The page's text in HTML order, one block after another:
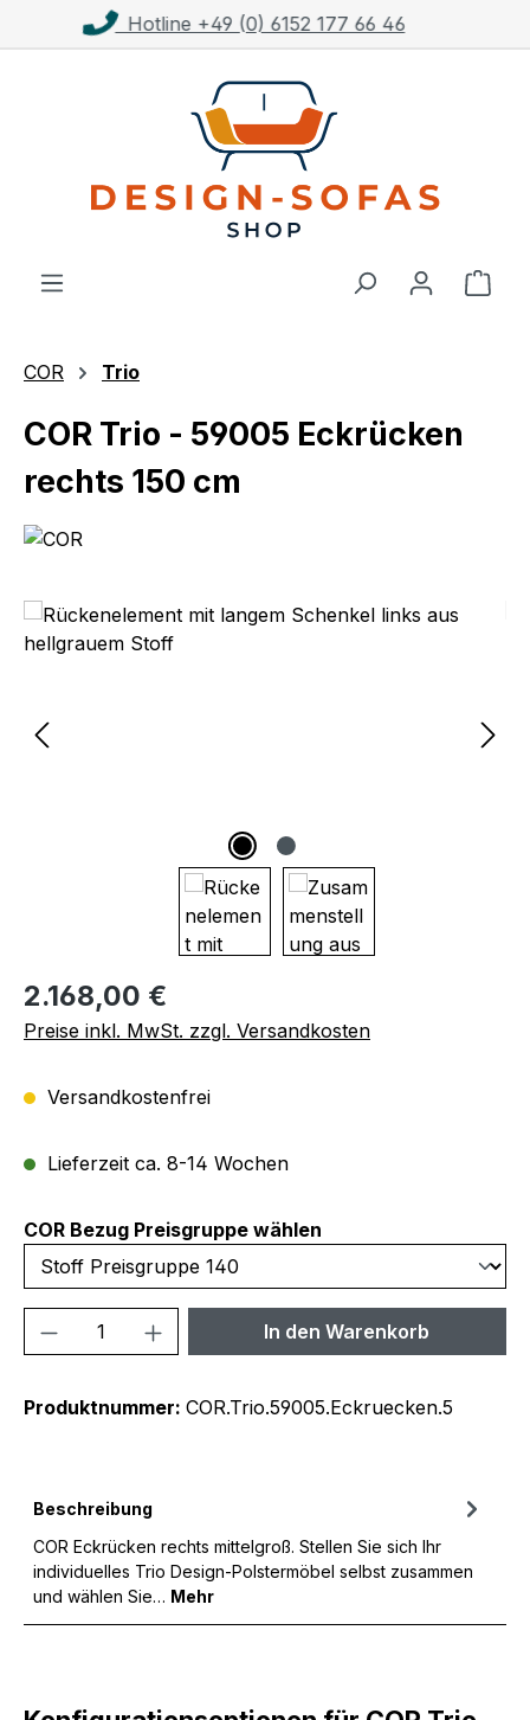
Zum Hauptinhalt springen
Kostenloser Versand ab 1.000€**
COR Trio
COR Trio - 59005 Eckrücken
rechts 150 cm
Bildergalerie überspringen
Regulärer Preis:
2.168,00 €
Preise inkl. MwSt. zzgl. Versandkosten
Versandkostenfrei
Lieferzeit ca. 8-14 Wochen
COR Bezug Preisgruppe wählen
Produkt Anzahl: Gib denIn den Warenkorb
Produktnummer: COR.Trio.59005.Eckruecken.5
Beschreibung
COR Eckrücken rechts mittelgroß. Stellen Sie sich Ihr
individuelles Trio Design-Polstermöbel selbst zusammen
und wählen Sie… Mehr